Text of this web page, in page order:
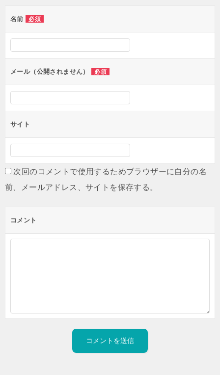
ー
シ
ョ
ン
名前 必須
メール（公開されません） 必須
サイト
次回のコメントで使用するためブラウザーに自分の名
前、メールアドレス、サイトを保存する。
コメント